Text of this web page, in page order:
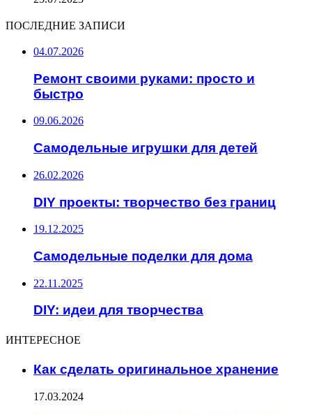
ПОСЛЕДНИЕ ЗАПИСИ
04.07.2026
Ремонт своими руками: просто и
быстро
09.06.2026
Самодельные игрушки для детей
26.02.2026
DIY проекты: творчество без границ
19.12.2025
Самодельные поделки для дома
22.11.2025
DIY: идеи для творчества
ИНТЕРЕСНОЕ
Как сделать оригинальное хранение
17.03.2024